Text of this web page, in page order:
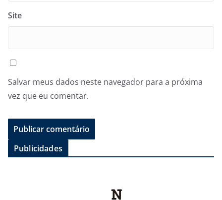
Site
Salvar meus dados neste navegador para a próxima
vez que eu comentar.
Publicidades